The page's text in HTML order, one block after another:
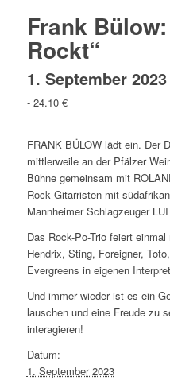
Frank
Rockt“
1. September
- 24.10 €
FRANK BÜLOW lädt ein. Der
mittlerweile an der Pfälzer
Bühne gemeinsam mit
Rock Gitarristen mit
Mannheimer Schlagzeuger
Das Rock-Po-Trio feiert
Hendrix, Sting, Foreigner,
Evergreens in eigenen
Und immer wieder ist es ein
lauschen und eine Freude zu
interagieren!
Datum:
1. September 2023